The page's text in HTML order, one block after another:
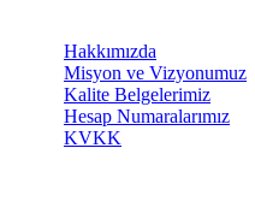
Hakkımızda
Misyon ve Vizyonumuz
Kalite Belgelerimiz
Hesap Numaralarımız
KVKK